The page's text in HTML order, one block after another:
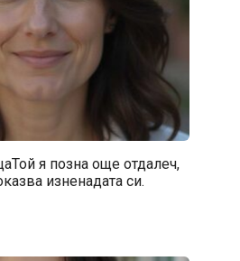
я позна още отдалеч,
изненадата си.